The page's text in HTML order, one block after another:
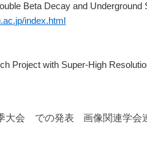
Beta Decay and Underground
index.html
Project with Super-High
大会 での発表
画像関連学会